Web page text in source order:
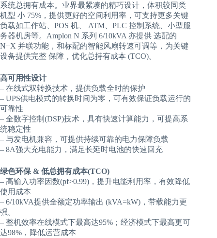
系统总拥有成本。业界最紧凑的精巧设计，体积较同类
机型 小 75%，提供更好的空间利用率，可支持更多关键
负载如工作站、POS 机、 ATM、PLC 控制系统、小型服
务器机房等。Amplon N 系列 6/10kVA 亦提供 选配的
N+X 并联功能，和标配的智能风扇转速可调等，为关键
设备提供完整 保障，优化总持有成本 (TCO)。
高可用性设计
– 在线式双转换技术，提供负载全时的保护
– UPS供电模式的转换时间为零，可有效保证负载运行的
可靠性
– 全数字控制(DSP)技术，具有快速计算能力，可提高系
统稳定性
– 与发电机兼容，可提供持续可靠的电力保障负载
– 8A强大充电能力，满足长延时电池的快速回充
绿色环保 & 低总拥有成本(TCO)
– 高输入功率因数(pf>0.99)，提升电能利用率，有效降低
使用成本
– 6/10kVA提供全额定功率输出 (kVA=kW)，带载能力更
强。
– 整机效率在线模式下最高达95%；经济模式下最高更可
达98%，降低运营成本